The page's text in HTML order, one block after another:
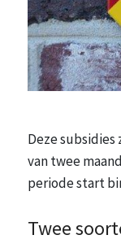
Deze
van twee
periode start
Twee